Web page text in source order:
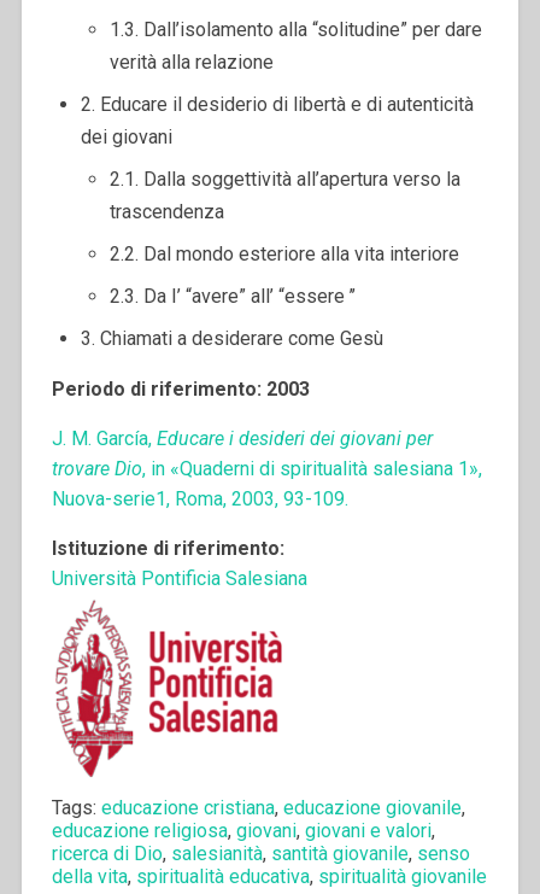
1.3. Dall’isolamento alla “solitudine” per dare
verità alla relazione
2. Educare il desiderio di libertà e di autenticità
dei giovani
2.1. Dalla soggettività all’apertura verso la
trascendenza
2.2. Dal mondo esteriore alla vita interiore
2.3. Da I’ “avere” all’ “essere ’’
3. Chiamati a desiderare come Gesù
Periodo di riferimento: 2003
J. M. García, Educare i desideri dei giovani per
trovare Dio, in «Quaderni di spiritualità salesiana 1»,
Nuova-serie1, Roma, 2003, 93-109.
Istituzione di riferimento:
Università Pontificia Salesiana
Tags: educazione cristiana, educazione giovanile,
educazione religiosa, giovani, giovani e valori,
ricerca di Dio, salesianità, santità giovanile, senso
della vita, spiritualità educativa, spiritualità giovanile